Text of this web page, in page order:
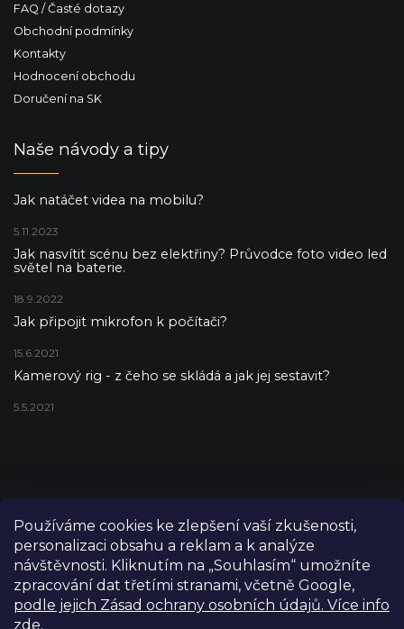
Používáme cookies ke zlepšení vaší zkušenosti,
personalizaci obsahu a reklam a k analýze
návštěvnosti. Kliknutím na „Souhlasím“ umožníte
zpracování dat třetími stranami, včetně Google,
podle jejich Zásad ochrany osobních údajů. Více info
zde.
FAQ / Časté dotazy
Obchodní podmínky
Kontakty
Hodnocení obchodu
Doručení na SK
Naše návody a tipy
Jak natáčet videa na mobilu?
5.11.2023
Jak nasvítit scénu bez elektřiny? Průvodce foto video led
světel na baterie.
18.9.2022
Jak připojit mikrofon k počítači?
15.6.2021
Kamerový rig - z čeho se skládá a jak jej sestavit?
5.5.2021